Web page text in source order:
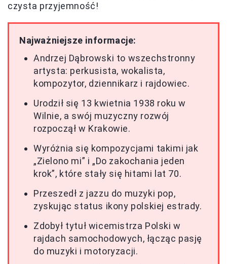
czysta przyjemność!
Najważniejsze informacje:
Andrzej Dąbrowski to wszechstronny
artysta: perkusista, wokalista,
kompozytor, dziennikarz i rajdowiec.
Urodził się 13 kwietnia 1938 roku w
Wilnie, a swój muzyczny rozwój
rozpoczął w Krakowie.
Wyróżnia się kompozycjami takimi jak
„Zielono mi” i „Do zakochania jeden
krok”, które stały się hitami lat 70.
Przeszedł z jazzu do muzyki pop,
zyskując status ikony polskiej estrady.
Zdobył tytuł wicemistrza Polski w
rajdach samochodowych, łącząc pasję
do muzyki i motoryzacji.